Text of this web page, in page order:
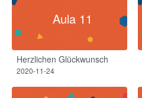
Aula 11
Herzlichen Glückwunsch
2020-11-24